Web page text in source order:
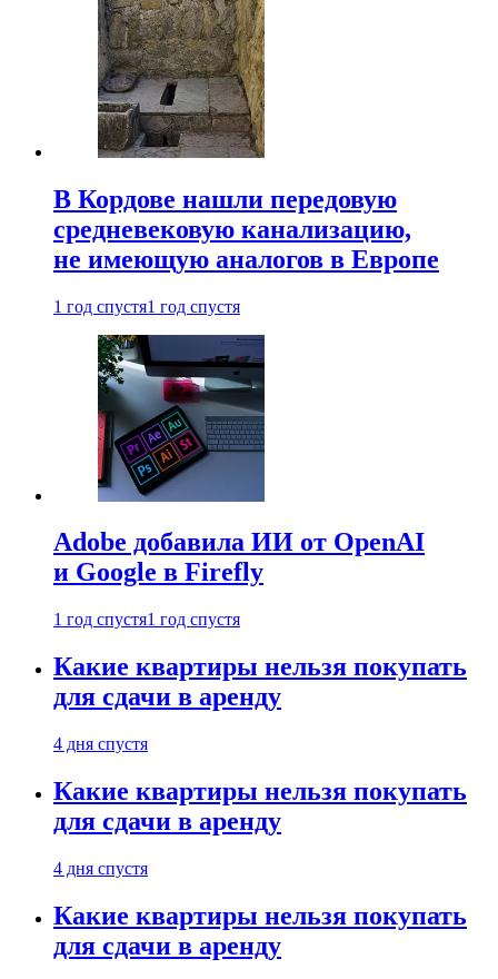
В Кордове нашли передовую
средневековую канализацию,
не имеющую аналогов в Европе
1 год спустя1 год спустя
Adobe добавила ИИ от OpenAI
и Google в Firefly
1 год спустя1 год спустя
Какие квартиры нельзя покупать
для сдачи в аренду
4 дня спустя
Какие квартиры нельзя покупать
для сдачи в аренду
4 дня спустя
Какие квартиры нельзя покупать
для сдачи в аренду